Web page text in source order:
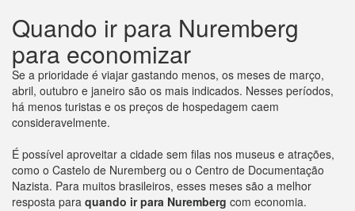
Quando ir para Nuremberg
para economizar
Se a prioridade é viajar gastando menos, os meses de março,
abril, outubro e janeiro são os mais indicados. Nesses períodos,
há menos turistas e os preços de hospedagem caem
consideravelmente.
É possível aproveitar a cidade sem filas nos museus e atrações,
como o Castelo de Nuremberg ou o Centro de Documentação
Nazista. Para muitos brasileiros, esses meses são a melhor
resposta para quando ir para Nuremberg com economia.